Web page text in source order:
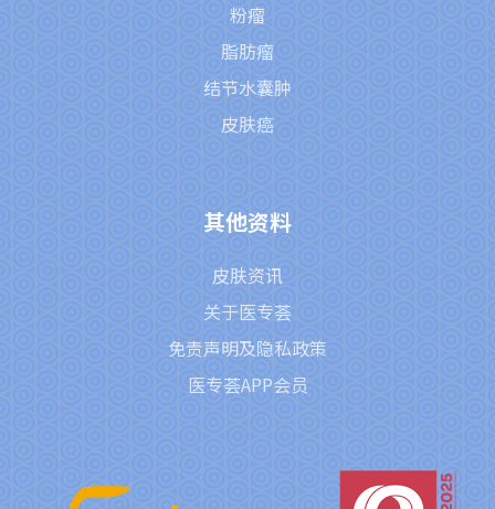
粉瘤
脂肪瘤
结节水囊肿
皮肤癌
其他资料
皮肤资讯
关于医专荟
免责声明及隐私政策
医专荟APP会员